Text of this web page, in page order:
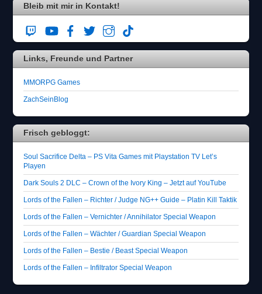
Bleib mit mir in Kontakt!
Links, Freunde und Partner
MMORPG Games
ZachSeinBlog
Frisch gebloggt:
Soul Sacrifice Delta – PS Vita Games mit Playstation TV Let’s
Playen
Dark Souls 2 DLC – Crown of the Ivory King – Jetzt auf YouTube
Lords of the Fallen – Richter / Judge NG++ Guide – Platin Kill Taktik
Lords of the Fallen – Vernichter / Annihilator Special Weapon
Lords of the Fallen – Wächter / Guardian Special Weapon
Lords of the Fallen – Bestie / Beast Special Weapon
Lords of the Fallen – Infiltrator Special Weapon